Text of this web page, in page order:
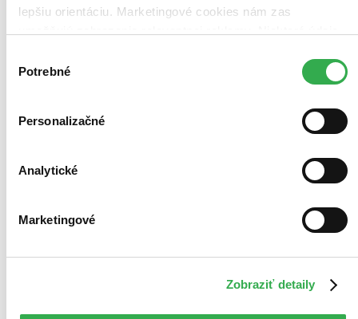
lepšiu orientáciu. Marketingové cookies nám zas
keby sme mohli používať všetky tieto cookies. Ďakujeme!
súhlasu
Potrebné
Personalizačné
Analytické
Marketingové
Zobraziť detaily